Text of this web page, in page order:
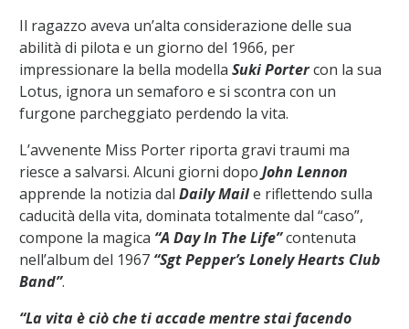
Il ragazzo aveva un’alta considerazione delle sua
abilità di pilota e un giorno del 1966, per
impressionare la bella modella Suki Portercon la sua
Lotus, ignora un semaforo e si scontra con un
furgone parcheggiato perdendo la vita.
L’avvenente Miss Porter riporta gravi traumi ma
riesce a salvarsi. Alcuni giorni dopo John Lennon
apprende la notizia dal Daily Maile riflettendo sulla
caducità della vita, dominata totalmente dal “caso”,
compone la magica “A Day In The Life”contenuta
nell’album del 1967 “Sgt Pepper’s Lonely Hearts Club
Band”.
“La vita è ciò che ti accade mentre stai facendo